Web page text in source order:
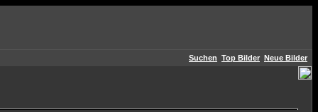
Suchen Top Bilder Neue Bilder